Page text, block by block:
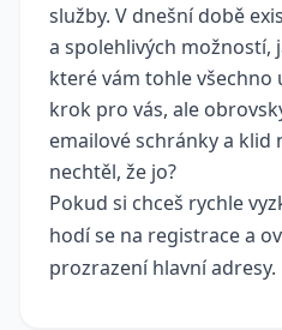
služby. V dnešní době
a spolehlivých možností,
které vám tohle všechno
krok pro vás, ale
emailové schránky a klid
nechtěl, že jo?
Pokud si chceš rychle
hodí se na registrace a
prozrazení hlavní adresy.